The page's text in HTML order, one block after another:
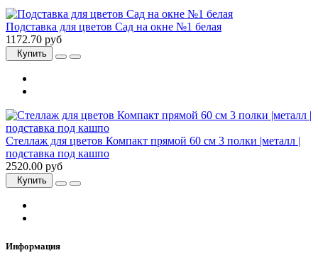
Подставка для цветов Сад на окне №1 белая
1172.70 руб
Купить
Стеллаж для цветов Компакт прямой 60 см 3 полки |металл |
подставка под кашпо
2520.00 руб
Купить
Информация